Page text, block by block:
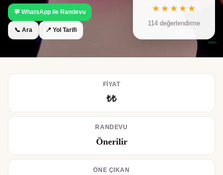
💬 WhatsApp ile Randevu
📞 Ara 📍 Yol Tarifi
★★★★★
114 değerlendirme
FIYAT
₺₺
RANDEVU
Önerilir
ÖNE ÇIKAN